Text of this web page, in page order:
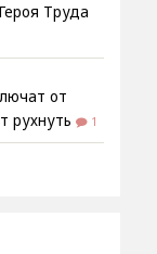
Труда
от
рухнуть
1